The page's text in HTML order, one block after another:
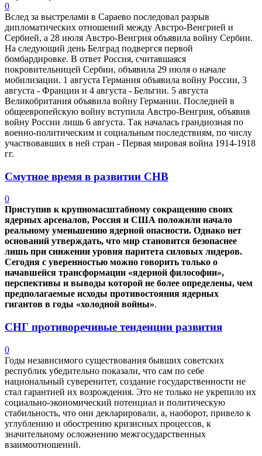
0
Вслед за выстрелами в Сараево последовал разрыв
дипломатических отношений между Австро-Венгрией и
Сербией, а 28 июля Австро-Венгрия объявила войну Сербии.
На следующий день Белград подвергся первой
бомбардировке. В ответ Россия, считавшаяся
покровительницей Сербии, объявила 29 июля о начале
мобилизации. 1 августа Германия объявила войну России, 3
августа - Франции и 4 августа - Бельгии. 5 августа
Великобритания объявила войну Германии. Последней в
общеевропейскую войну вступила Австро-Венгрия, объявив
войну России лишь 6 августа. Так началась грандиозная по
военно-политическим и социальным последствиям, по числу
участвовавших в ней стран - Первая мировая война 1914-1918
гг.
Смутное время в развитии СНВ
0
Приступив к крупномасштабному сокращению своих
ядерных арсеналов, Россия и США положили начало
реальному уменьшению ядерной опасности. Однако нет
оснований утверждать, что мир становится безопаснее
лишь при снижении уровня паритета силовых лидеров.
Сегодня с уверенностью можно говорить только о
начавшейся трансформации «ядерной философии»,
перспективы и выводы которой не более определены, чем
предполагаемые исходы противостояния ядерных
гигантов в годы «холодной войны».
СНГ противоречивые тенденции развития
0
Годы независимого существования бывших советских
республик убедительно показали, что сам по себе
национальный суверенитет, создание государственности не
стал гарантией их возрождения. Это не только не укрепило их
социально-экономический потенциал и политическую
стабильность, что они декларировали, а, наоборот, привело к
углублению и обострению кризисных процессов, к
значительному осложнению межгосударственных
взаимоотношений.